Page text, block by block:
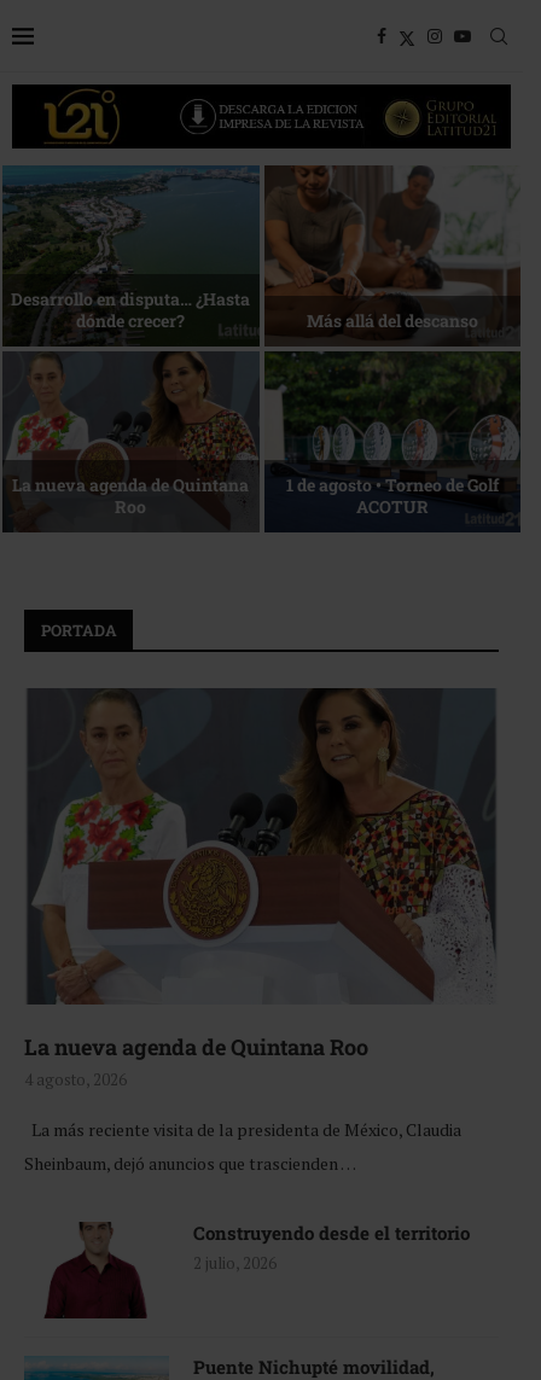
Bottega, un viaje servido a la
mesa
Energía que Impulsa la
competitividad
Reconocimiento de viajeros La esencia del servicio
PORTADA
La nueva agenda de Quintana Roo
4 agosto, 2026
La más reciente visita de la presidenta de México, Claudia
Sheinbaum, dejó anuncios que trascienden …
Construyendo desde el territorio
2 julio, 2026
Puente Nichupté movilidad,